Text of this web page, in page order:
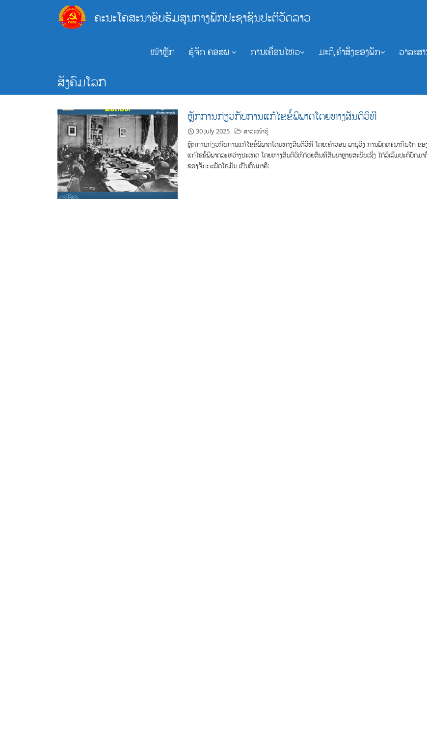
ຄະນະໂຄສະນາອົບຮົມສູນກາງພັກປະຊາຊົນປະຕິວັດລາວ
ໜ້າຫຼັກ ຮູ້ຈັກ ຄອສພ ການເຄື່ອນໄຫວ ມະຕິ,ຄຳສັ່ງຂອງພັກ ວາລະສ
ສັງຄົມໂລກ
ຫຼັກການກ່ຽວກັບການແກ້ໄຂຂໍ້ພິພາດໂດຍທາງສັນຕິວິທີ
30 July 2025 ສາລະໜ້າຮູ້
ຫຼັກການກ່ຽວກັບການແກ້ໄຂຂໍ້ພິພາດໂດຍທາງສັນຕິວິທີ ໂດຍ:ຄຳວອນ ພານຸວົງ ການພັດທະນາກົນໄກ ຂອ
ແກ້ໄຂຂໍ້ພິພາດລະຫວ່າງປະເທດ ໂດຍທາງສັນຕິວິທີດ້ວຍສົນທິສັນຍາຫຼາຍສະບັບເຊິ່ງ ໄດ້ລິເລີ່ມປະຕິບັດມ
ຂອງຈັກກະພັດໂຣມັນ ເປັນຕົ້ນມາຄື: